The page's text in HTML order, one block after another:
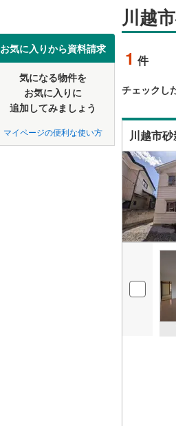
お気に入りから資料請求
気になる物件を
お気に入りに
追加してみましょう
マイページの便利な使い方
川越
1 件
チェックし
川越市
信
近畿
中国
四国
九
私